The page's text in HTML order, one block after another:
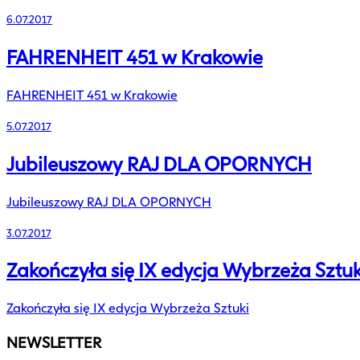
6.07.2017
FAHRENHEIT 451 w Krakowie
FAHRENHEIT 451 w Krakowie
5.07.2017
Jubileuszowy RAJ DLA OPORNYCH
Jubileuszowy RAJ DLA OPORNYCH
3.07.2017
Zakończyła się IX edycja Wybrzeża
Zakończyła się IX edycja Wybrzeża Sztuki
NEWSLETTER